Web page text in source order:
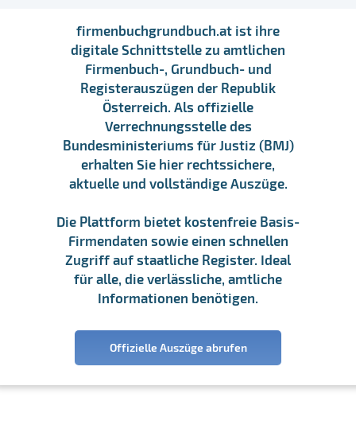
firmenbuchgrundbuch.at ist ihre
digitale Schnittstelle zu amtlichen
Firmenbuch-, Grundbuch- und
Registerauszügen der Republik
Österreich. Als offizielle
Verrechnungsstelle des
Bundesministeriums für Justiz (BMJ)
erhalten Sie hier rechtssichere,
aktuelle und vollständige Auszüge.
Die Plattform bietet kostenfreie Basis-
Firmendaten sowie einen schnellen
Zugriff auf staatliche Register. Ideal
für alle, die verlässliche, amtliche
Informationen benötigen.
Offizielle Auszüge abrufen